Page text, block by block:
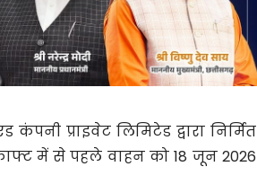
कंपनी प्राइवेट लिमिटेड द्वारा निर्मित
में से पहले वाहन को 18 जून 2026